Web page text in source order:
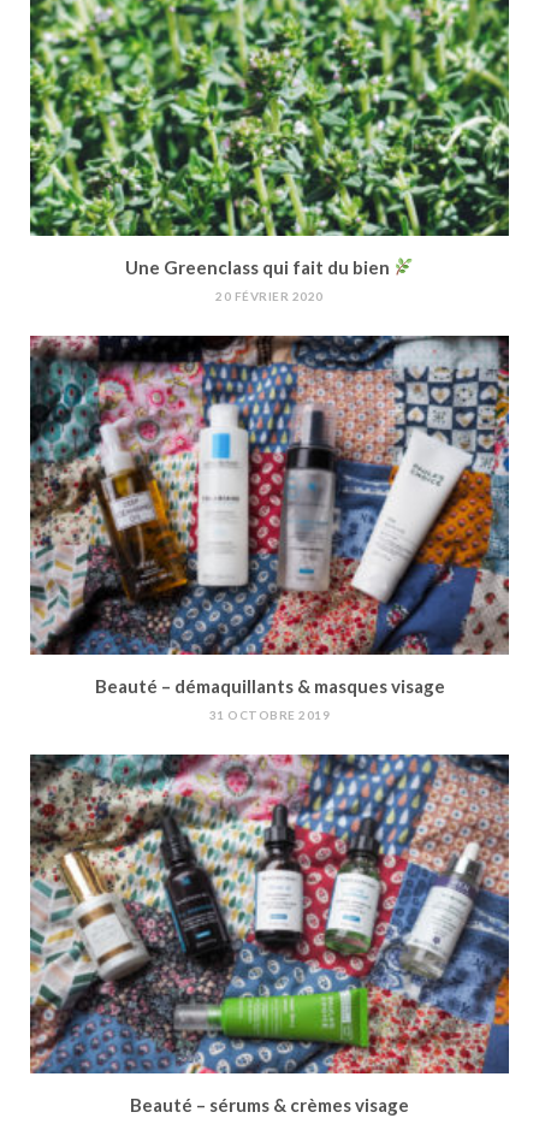
Une Greenclass qui fait du bien
20 FÉVRIER 2020
Beauté – démaquillants & masques visage
31 OCTOBRE 2019
Beauté – sérums & crèmes visage